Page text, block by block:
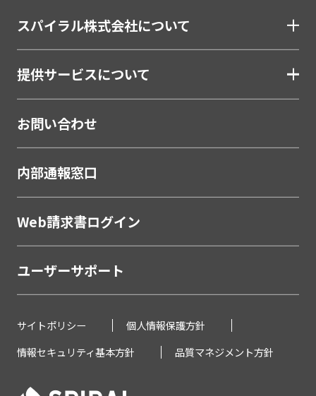
サイトポリシー
個人情報保護方針
情報セキュリティ基本方針
品質マネジメント方針
スパイラル株式会社について
提供サービスについて
お問い合わせ
内部通報窓口
Web請求書ログイン
ユーザーサポート